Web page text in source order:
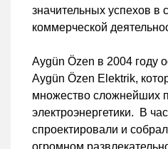
значительных успехов
коммерческой
Aygün Özen в 2004 году
Aygün Özen Elektrik,
множество сложнейших
электроэнергетики. В
спроектировали и
огромном